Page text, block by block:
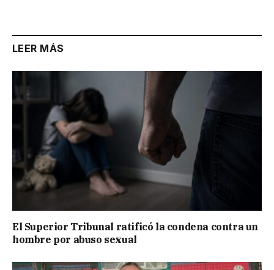
LEER MÁS
El Superior Tribunal ratificó la condena contra un
hombre por abuso sexual